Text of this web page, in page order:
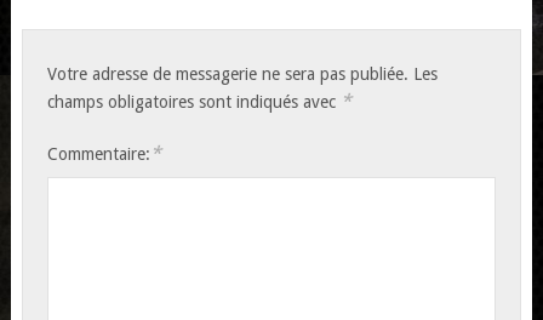
Votre adresse de messagerie ne sera pas publiée. Les
champs obligatoires sont indiqués avec *
Commentaire: *